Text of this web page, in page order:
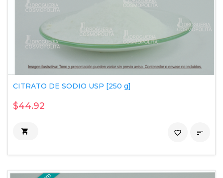
CITRATO DE SODIO USP [250 g]
$44.92
 
favorite_border